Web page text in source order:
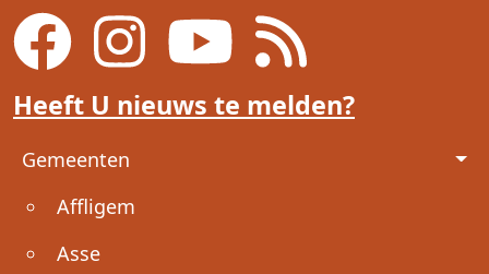
Heeft U nieuws te melden?
Voet
Gemeenten
Affligem
Asse